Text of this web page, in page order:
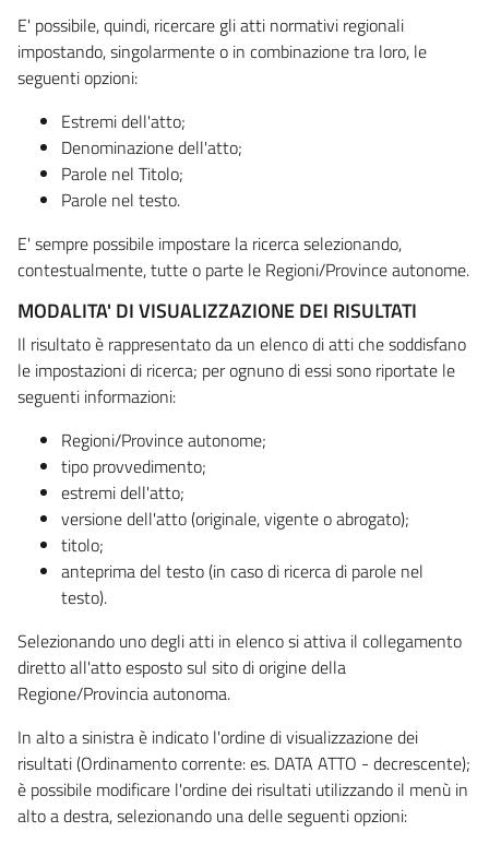
E' possibile, quindi, ricercare gli atti normativi regionali
impostando, singolarmente o in combinazione tra loro, le
seguenti opzioni:
Estremi dell'atto;
Denominazione dell'atto;
Parole nel Titolo;
Parole nel testo.
E' sempre possibile impostare la ricerca selezionando,
contestualmente, tutte o parte le Regioni/Province autonome.
MODALITA' DI VISUALIZZAZIONE DEI RISULTATI
Il risultato è rappresentato da un elenco di atti che soddisfano
le impostazioni di ricerca; per ognuno di essi sono riportate le
seguenti informazioni:
Regioni/Province autonome;
tipo provvedimento;
estremi dell'atto;
versione dell'atto (originale, vigente o abrogato);
titolo;
anteprima del testo (in caso di ricerca di parole nel
testo).
Selezionando uno degli atti in elenco si attiva il collegamento
diretto all'atto esposto sul sito di origine della
Regione/Provincia autonoma.
In alto a sinistra è indicato l'ordine di visualizzazione dei
risultati (Ordinamento corrente: es. DATA ATTO - decrescente);
è possibile modificare l'ordine dei risultati utilizzando il menù in
alto a destra, selezionando una delle seguenti opzioni: